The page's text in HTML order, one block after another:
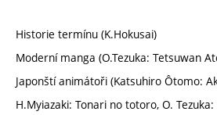
Historie termínu (K.Hokusai)
Moderní manga (O.Tezuka: Tetsuwan
Japonští animátoři (Katsuhiro Ôtomo:
H.Myiazaki: Tonari no totoro, O.